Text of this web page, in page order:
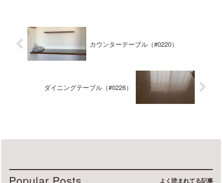
カウンターテーブル（#0220）
ダイニングテーブル（#0226）